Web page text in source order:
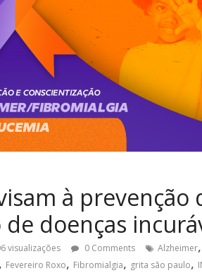
à prevenção
doenças
visualizações 0 Comments Alzheimer,
, Fevereiro Roxo, Fibromialgia, grita são paulo,